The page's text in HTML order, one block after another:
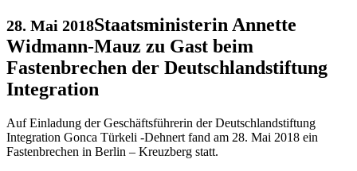
28. Mai 2018Staatsministerin Annette
Widmann-Mauz zu Gast beim
Fastenbrechen der Deutschlandstiftung
Integration
Auf Einladung der Geschäftsführerin der Deutschlandstiftung
Integration Gonca Türkeli -Dehnert fand am 28. Mai 2018 ein
Fastenbrechen in Berlin – Kreuzberg statt.